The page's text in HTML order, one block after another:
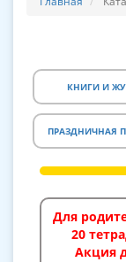
КНИГИ И
ПРАЗДНИЧНАЯ
Для
20
Акция